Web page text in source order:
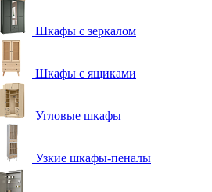
Шкафы с зеркалом
Шкафы с ящиками
Угловые шкафы
Узкие шкафы-пеналы